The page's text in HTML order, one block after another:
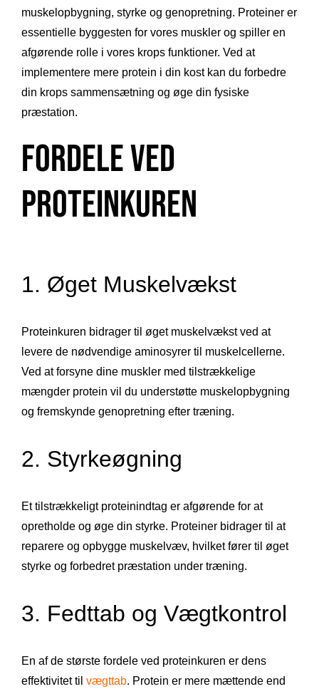
muskelopbygning, styrke og genopretning. Proteiner er
essentielle byggesten for vores muskler og spiller en
afgørende rolle i vores krops funktioner. Ved at
implementere mere protein i din kost kan du forbedre
din krops sammensætning og øge din fysiske
præstation.
Fordele ved
Proteinkuren
1. Øget Muskelvækst
Proteinkuren bidrager til øget muskelvækst ved at
levere de nødvendige aminosyrer til muskelcellerne.
Ved at forsyne dine muskler med tilstrækkelige
mængder protein vil du understøtte muskelopbygning
og fremskynde genopretning efter træning.
2. Styrkeøgning
Et tilstrækkeligt proteinindtag er afgørende for at
opretholde og øge din styrke. Proteiner bidrager til at
reparere og opbygge muskelvæv, hvilket fører til øget
styrke og forbedret præstation under træning.
3. Fedttab og Vægtkontrol
En af de største fordele ved proteinkuren er dens
effektivitet til vægttab. Protein er mere mættende end